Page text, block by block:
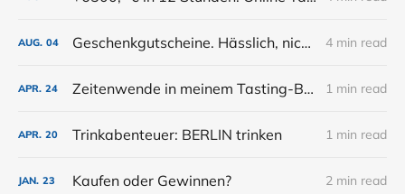
AUG. 04 Geschenkgutscheine. Hässlich, nicht möglich, geht nicht. Also: Work arounds. 4 min read
APR. 24 Zeitenwende in meinem Tasting-Business: Warum Freitag der neue Samstag ist 1 min read
APR. 20 Trinkabenteuer: BERLIN trinken 1 min read
JAN. 23 Kaufen oder Gewinnen? 2 min read